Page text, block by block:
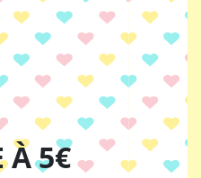
À 5€